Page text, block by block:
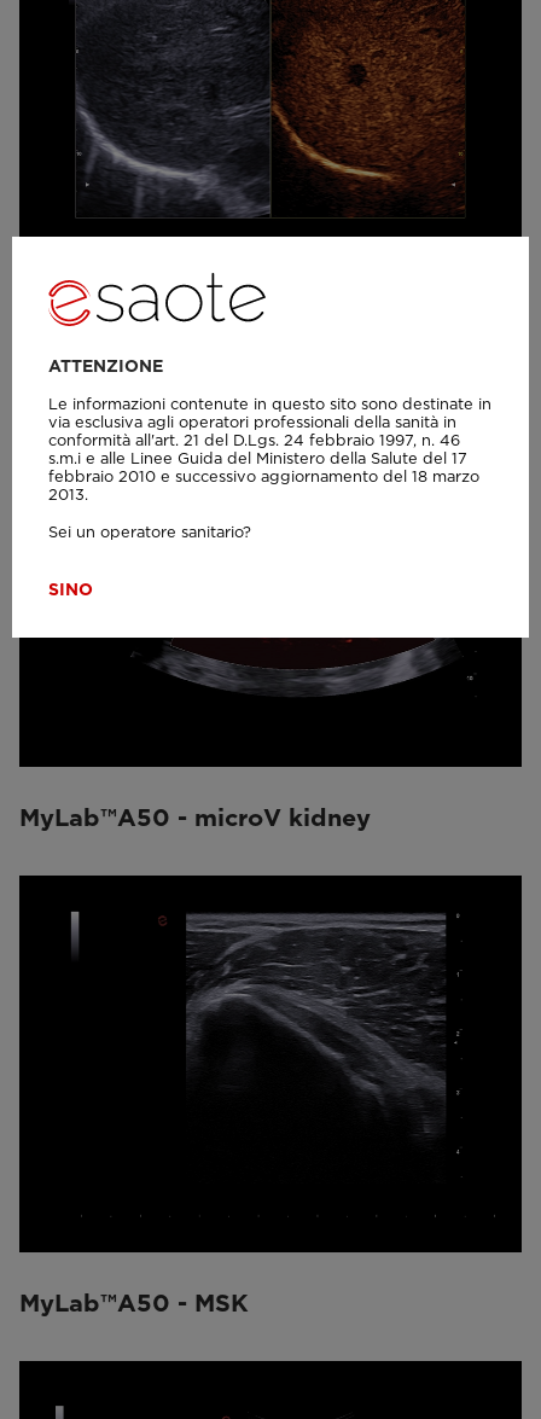
MyLab™A50 - Liver CnTi
MyLab™A50 - microV kidney
MyLab™A50 - MSK
ATTENZIONE
Le informazioni contenute in questo sito sono destinate in
via esclusiva agli operatori professionali della sanità in
conformità all'art. 21 del D.Lgs. 24 febbraio 1997, n. 46
s.m.i e alle Linee Guida del Ministero della Salute del 17
febbraio 2010 e successivo aggiornamento del 18 marzo
2013.
Sei un operatore sanitario?
SINO